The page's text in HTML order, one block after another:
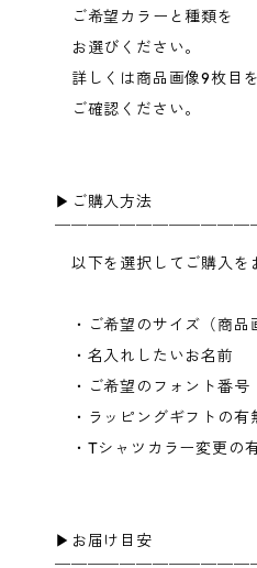
ご希望カラーと種類を
お選びください。
詳しくは商品画像9枚目を
ご確認ください。
▶︎ご購入方法
￣￣￣￣￣￣￣￣￣￣￣￣
以下を選択してご購入を
・ご希望のサイズ（商品
・名入れしたいお名前
・ご希望のフォント番号
・ラッピングギフトの有
・Tシャツカラー変更の
▶︎お届け目安